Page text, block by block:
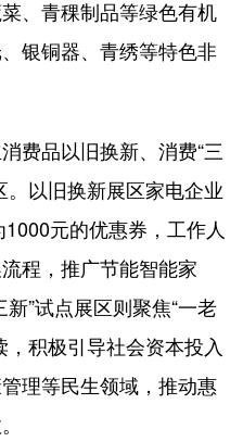
、青稞制品等绿色有机
银铜器、青绣等特色非
品以旧换新、消费“三
。以旧换新展区家电企业
元的优惠券，工作人
程，推广节能智能家
”试点展区则聚焦“一老
积极引导社会资本投入
理等民生领域，推动惠